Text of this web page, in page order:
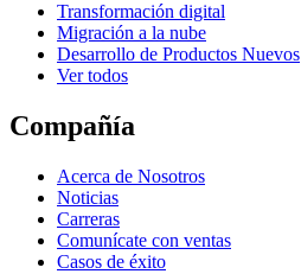
Transformación digital
Migración a la nube
Desarrollo de Productos Nuevos
Ver todos
Compañía
Acerca de Nosotros
Noticias
Carreras
Comunícate con ventas
Casos de éxito